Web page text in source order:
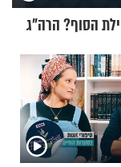
הסוף? הרה"ג